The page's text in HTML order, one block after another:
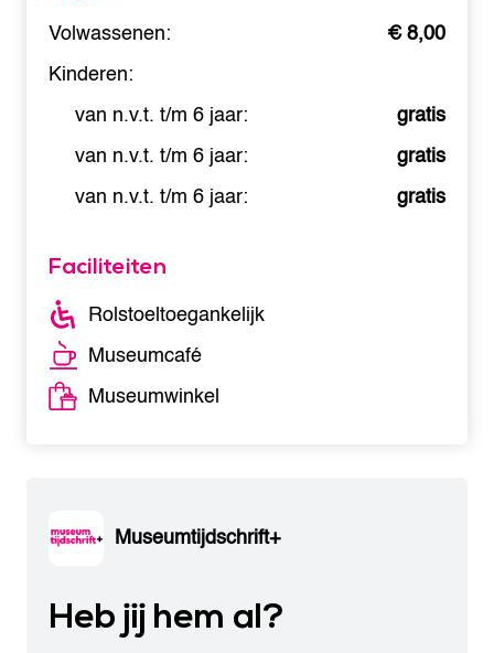
Volwassenen:
€ 8,00
Kinderen:
van n.v.t. t/m 6 jaar:
gratis
van n.v.t. t/m 6 jaar:
gratis
van n.v.t. t/m 6 jaar:
gratis
Faciliteiten
Rolstoeltoegankelijk
Museumcafé
Museumwinkel
Museumtijdschrift+
Heb jij hem al?